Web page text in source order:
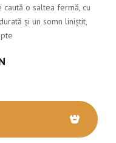
o saltea fermă, cu
și un somn liniștit,